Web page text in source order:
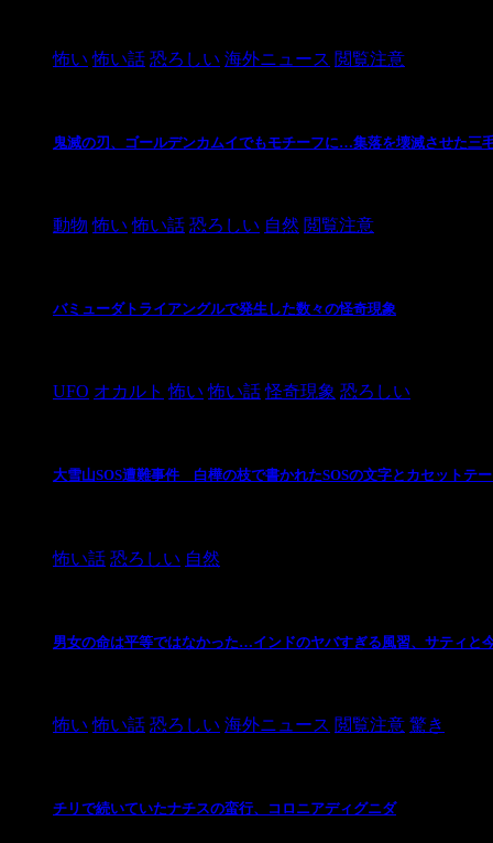
怖い 怖い話 恐ろしい 海外ニュース 閲覧注意
鬼滅の刃、ゴールデンカムイでもモチーフに…集落を壊滅させた三
動物 怖い 怖い話 恐ろしい 自然 閲覧注意
バミューダトライアングルで発生した数々の怪奇現象
UFO オカルト 怖い 怖い話 怪奇現象 恐ろしい
大雪山SOS遭難事件 白樺の枝で書かれたSOSの文字とカセットテ
怖い話 恐ろしい 自然
男女の命は平等ではなかった…インドのヤバすぎる風習、サティと
怖い 怖い話 恐ろしい 海外ニュース 閲覧注意 驚き
チリで続いていたナチスの蛮行、コロニアディグニダ